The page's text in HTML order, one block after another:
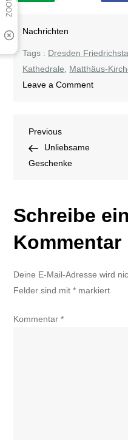
Nachrichten
Tags : Dresden
Kathedrale, Matthäus-
Leave a Commenton
Previous
Post
Previous
Unliebsame
Geschenke
Schreibe
Kommentar
Deine E-Mail-Adresse wird
Felder sind mit* markiert
Kommentar*